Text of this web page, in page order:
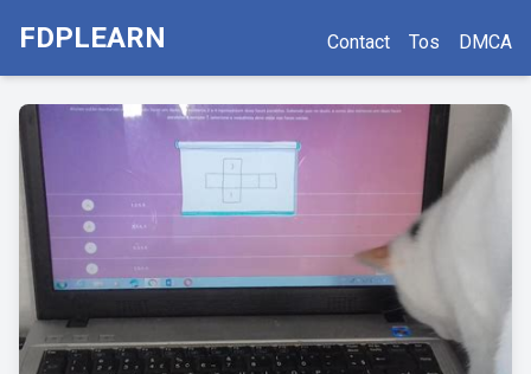
FDPLEARN Contact Tos DMCA